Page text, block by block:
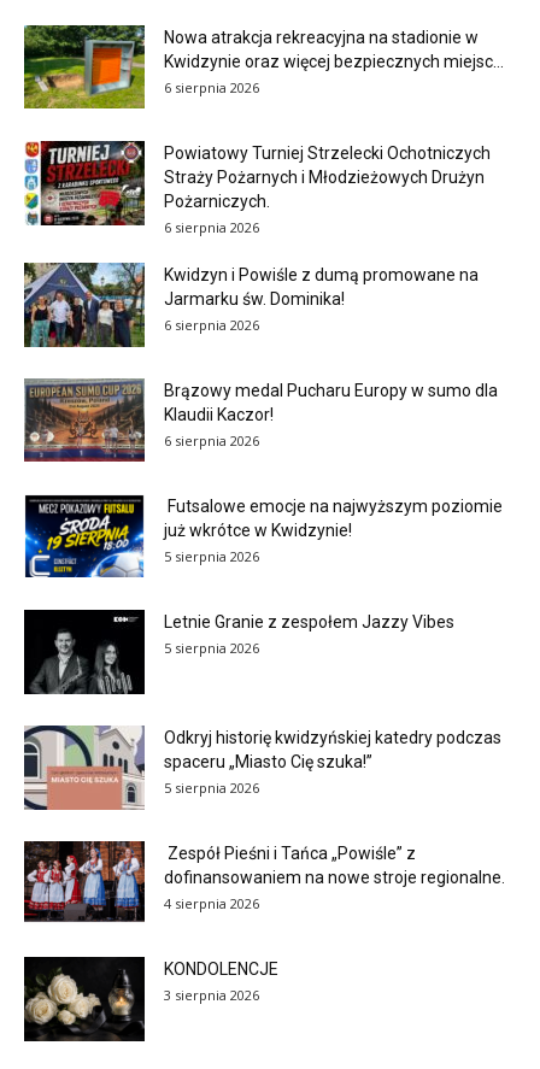
Nowa atrakcja rekreacyjna na stadionie w
Kwidzynie oraz więcej bezpiecznych miejsc...
6 sierpnia 2026
Powiatowy Turniej Strzelecki Ochotniczych
Straży Pożarnych i Młodzieżowych Drużyn
Pożarniczych.
6 sierpnia 2026
Kwidzyn i Powiśle z dumą promowane na
Jarmarku św. Dominika!
6 sierpnia 2026
Brązowy medal Pucharu Europy w sumo dla
Klaudii Kaczor!
6 sierpnia 2026
Futsalowe emocje na najwyższym poziomie
już wkrótce w Kwidzynie!
5 sierpnia 2026
Letnie Granie z zespołem Jazzy Vibes
5 sierpnia 2026
Odkryj historię kwidzyńskiej katedry podczas
spaceru „Miasto Cię szuka!”
5 sierpnia 2026
Zespół Pieśni i Tańca „Powiśle” z
dofinansowaniem na nowe stroje regionalne.
4 sierpnia 2026
KONDOLENCJE
3 sierpnia 2026